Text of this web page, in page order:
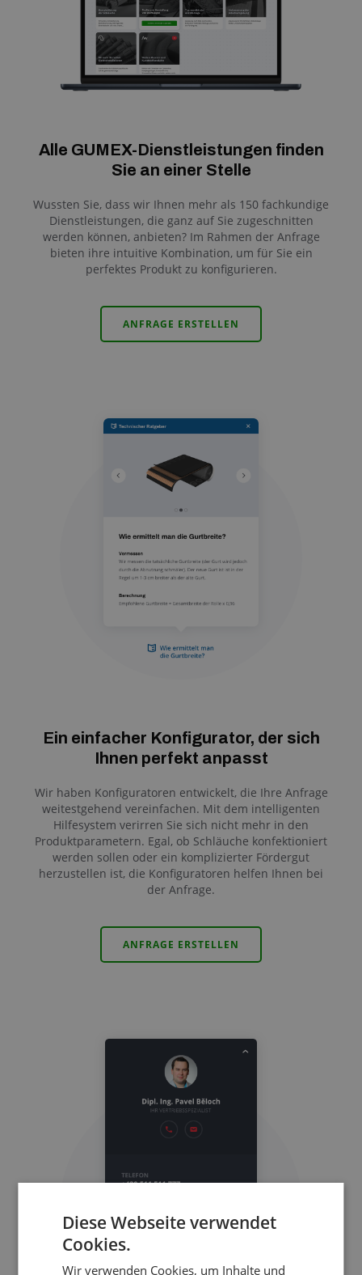
Alle GUMEX-Dienstleistungen finden
Sie an einer Stelle
Wussten Sie, dass wir Ihnen mehr als 150 fachkundige
Dienstleistungen, die ganz auf Sie zugeschnitten
werden können, anbieten? Im Rahmen der Anfrage
bieten ihre intuitive Kombination, um für Sie ein
perfektes Produkt zu konfigurieren.
ANFRAGE ERSTELLEN
Ein einfacher Konfigurator, der sich
Ihnen perfekt anpasst
Wir haben Konfiguratoren entwickelt, die Ihre Anfrage
weitestgehend vereinfachen. Mit dem intelligenten
Hilfesystem verirren Sie sich nicht mehr in den
Produktparametern. Egal, ob Schläuche konfektioniert
werden sollen oder ein komplizierter Fördergut
herzustellen ist, die Konfiguratoren helfen Ihnen bei
der Anfrage.
ANFRAGE ERSTELLEN
Diese Webseite verwendet
Cookies.
Wir verwenden Cookies, um Inhalte und